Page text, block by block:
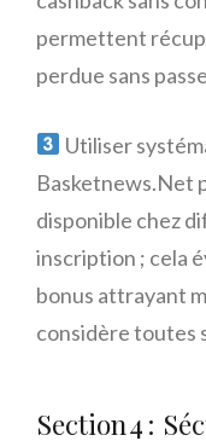
permettent
perdue sans
Utiliser
Basketnews.Net
disponible chez
inscription ; cela
bonus attrayant
considère toutes
Section 4 :